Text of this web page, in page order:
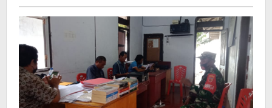
Masbuar
dan
Kapus
Tela